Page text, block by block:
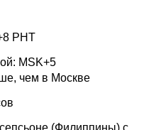
PHT
MSK+5
чем в Москве
(Филиппины) с